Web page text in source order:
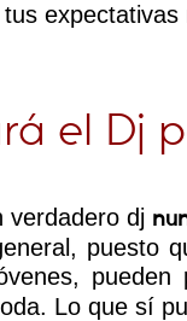
el Dj
verdadero dj
puesto
Lo que sí